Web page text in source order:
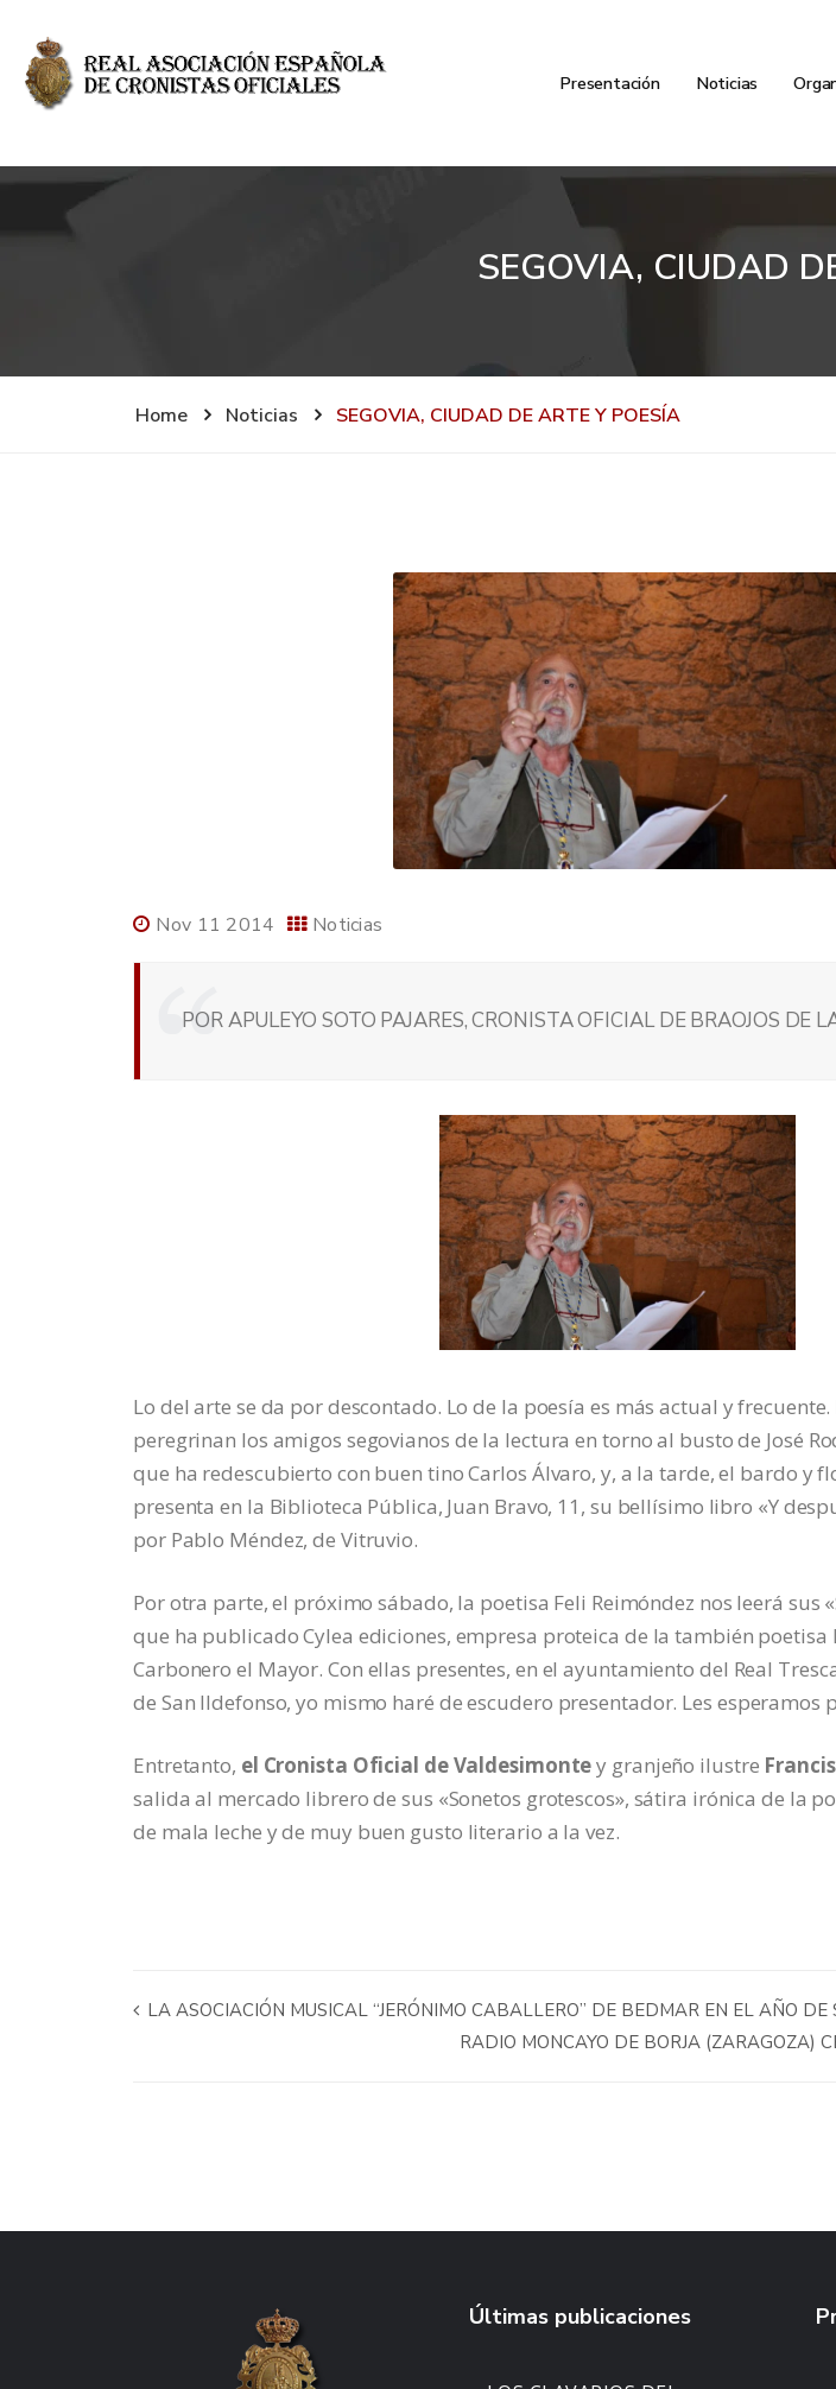
Presentación Noticias
SEGOVIA, CIUDAD
Home Noticias SEGOVIA, CIUDAD DE ARTE Y POESÍA
Nov 11 2014 Noticias
POR APULEYO SOTO PAJARES, CRONISTA OFICIAL DE BRAOJOS DE
Lo del arte se da por descontado. Lo de la poesía es más actual y
peregrinan los amigos segovianos de la lectura en torno al busto de José
que ha redescubierto con buen tino Carlos Álvaro, y, a la tarde, el bardo y
presenta en la Biblioteca Pública, Juan Bravo, 11, su bellísimo libro «Y
por Pablo Méndez, de Vitruvio.
Por otra parte, el próximo sábado, la poetisa Feli Reimóndez nos leerá sus
que ha publicado Cylea ediciones, empresa proteica de la también poetisa
Carbonero el Mayor. Con ellas presentes, en el ayuntamiento del Real
de San Ildefonso, yo mismo haré de escudero presentador. Les esperamos
Entretanto, el Cronista Oficial de Valdesimontey granjeño ilustre
salida al mercado librero de sus «Sonetos grotescos», sátira irónica de la
de mala leche y de muy buen gusto literario a la vez.
LA ASOCIACIÓN MUSICAL “JERÓNIMO CABALLERO” DE BEDMAR EN EL AÑO DE
RADIO MONCAYO DE BORJA (ZARAGOZA)
Últimas publicaciones